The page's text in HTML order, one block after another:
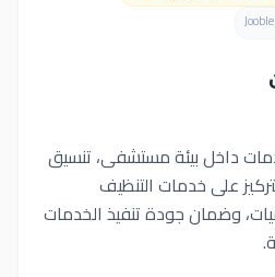
داخل بيئة مستشفى، تنسيق
على خدمات التنظيف
وضمان جودة تنفيذ الخدمات